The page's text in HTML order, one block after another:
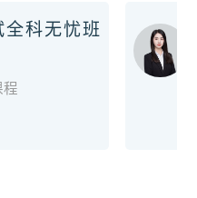
全科无忧班
程